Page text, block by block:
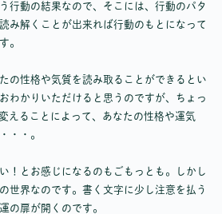
行動の結果なので、そこには、行動のパタ
み解くことが出来れば行動のもとになって
。
の性格や気質を読み取ることができるとい
わかりいただけると思うのですが、ちょっ
えることによって、あなたの性格や運気
・・。
！とお感じになるのもごもっとも。しかし
世界なのです。書く文字に少し注意を払う
の扉が開くのです。